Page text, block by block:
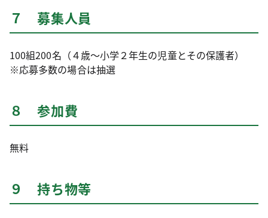
７ 募集人員
100組200名（４歳～小学２年生の児童とその保護者）
※応募多数の場合は抽選
８ 参加費
無料
９ 持ち物等